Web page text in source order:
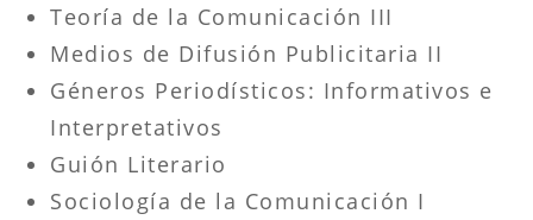
Teoría de la Comunicación III
Medios de Difusión Publicitaria II
Géneros Periodísticos: Informativos e
Interpretativos
Guión Literario
Sociología de la Comunicación I